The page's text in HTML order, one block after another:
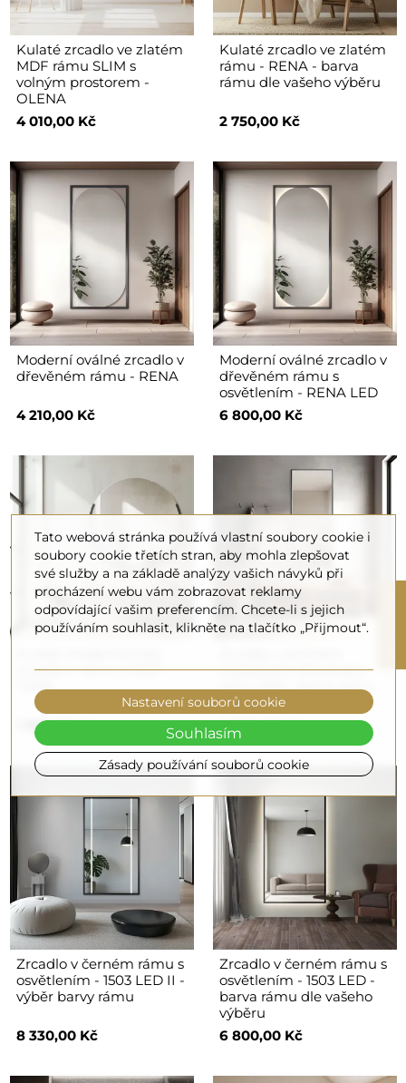
Kulaté zrcadlo ve zlatém
MDF rámu SLIM s
volným prostorem -
OLENA
4 010,00 Kč
Kulaté zrcadlo ve zlatém
rámu - RENA - barva
rámu dle vašeho výběru
2 750,00 Kč
Moderní oválné zrcadlo v
dřevěném rámu - RENA
4 210,00 Kč
Moderní oválné zrcadlo v
dřevěném rámu s
osvětlením - RENA LED
6 800,00 Kč
zrcadlo v rámu z MDF -
TERA
1 860,00 Kč
ozdobném dřevěném
rámu 1501 - barva rámu
podle vašeho výběru
3 880,00 Kč
Zrcadlo v černém rámu s
osvětlením - 1503 LED II -
výběr barvy rámu
8 330,00 Kč
Zrcadlo v černém rámu s
osvětlením - 1503 LED -
barva rámu dle vašeho
výběru
6 800,00 Kč
Tato webová stránka používá vlastní soubory cookie i
soubory cookie třetích stran, aby mohla zlepšovat
své služby a na základě analýzy vašich návyků při
procházení webu vám zobrazovat reklamy
odpovídající vašim preferencím. Chcete-li s jejich
používáním souhlasit, klikněte na tlačítko „Přijmout“.
Zásady používání souborů cookie
Nastavení souborů cookie
Souhlasím